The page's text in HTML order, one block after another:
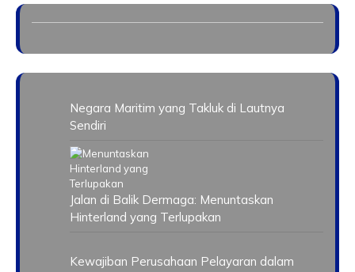
Negara Maritim yang Takluk di Lautnya
Sendiri
Jalan di Balik Dermaga: Menuntaskan
Hinterland yang Terlupakan
Kewajiban Perusahaan Pelayaran dalam